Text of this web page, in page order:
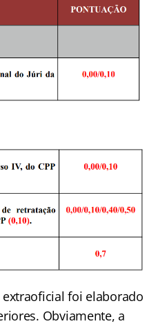
extraoficial foi elaborado
Obviamente, a